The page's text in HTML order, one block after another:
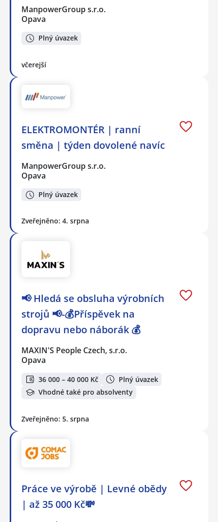
ManpowerGroup s.r.o.
Opava
Plný úvazek
včerejší
ELEKTROMONTÉR | ranní
směna | týden dovolené navíc
ManpowerGroup s.r.o.
Opava
Plný úvazek
Zveřejněno: 4. srpna
📢 Hledá se obsluha výrobních
strojů 📢-💰Příspěvek na
dopravu nebo náborák 💰
MAXIN'S People Czech, s.r.o.
Opava
36 000 – 40 000 Kč
Plný úvazek
Vhodné také pro absolventy
Zveřejněno: 5. srpna
Práce ve výrobě | Levné obědy
| až 35 000 Kč💸